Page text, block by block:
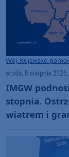
Woj. Kujawsko-
środa, 5 sierpnia 2026,
IMGW
stopnia.
wiatrem i